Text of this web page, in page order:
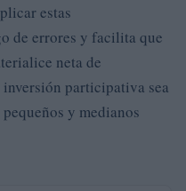
estas
de errores y facilita que
neta de
participativa sea
y medianos